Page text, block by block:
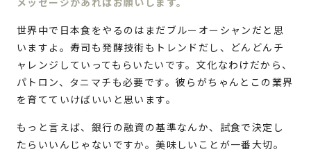
世界中で日本食をやるのはまだブルーオーシャンだと思
いますよ。寿司も発酵技術もトレンドだし、どんどんチ
ャレンジしていってもらいたいです。文化なわけだから、
パトロン、タニマチも必要です。彼らがちゃんとこの業界
を育てていけばいいと思います。
もっと言えば、銀行の融資の基準なんか、試食で決定し
たらいいんじゃないですか。美味しいことが一番大切。